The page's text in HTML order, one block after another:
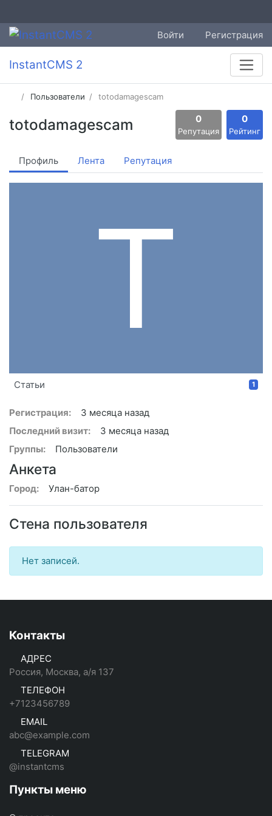
Войти Регистрация
InstantCMS 2
Пользователи totodamagescam
totodamagescam 0
Репутация
0
Рейтинг
Профиль Лента Репутация
T
Статьи 1
Регистрация:
3 месяца назад
Последний визит:
3 месяца назад
Группы:
Пользователи
Анкета
Город: Улан-батор
Стена пользователя
Нет записей.
Контакты
АДРЕС
Россия, Москва, а/я 137
ТЕЛЕФОН
+7123456789
EMAIL
abc@example.com
TELEGRAM
@instantcms
Пункты меню